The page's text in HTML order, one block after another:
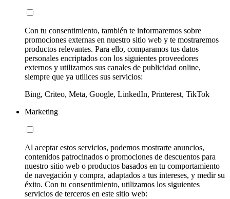
Con tu consentimiento, también te informaremos sobre
promociones externas en nuestro sitio web y te mostraremos
productos relevantes. Para ello, comparamos tus datos
personales encriptados con los siguientes proveedores
externos y utilizamos sus canales de publicidad online,
siempre que ya utilices sus servicios:
Bing, Criteo, Meta, Google, LinkedIn, Printerest, TikTok
Marketing
Al aceptar estos servicios, podemos mostrarte anuncios,
contenidos patrocinados o promociones de descuentos para
nuestro sitio web o productos basados en tu comportamiento
de navegación y compra, adaptados a tus intereses, y medir su
éxito. Con tu consentimiento, utilizamos los siguientes
servicios de terceros en este sitio web: